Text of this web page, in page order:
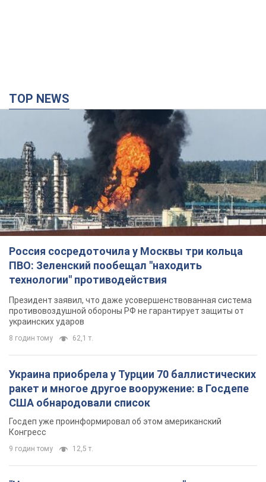
TOP NEWS
Россия сосредоточила у Москвы три кольца
ПВО: Зеленский пообещал "находить
технологии" противодействия
Президент заявил, что даже усовершенствованная система
противовоздушной обороны РФ не гарантирует защиты от
украинских ударов
8 годин тому 62,1 т.
Украина приобрела у Турции 70 баллистических
ракет и многое другое вооружение: в Госдепе
США обнародовали список
Госдеп уже проинформировал об этом американский
Конгресс
9 годин тому 12,5 т.